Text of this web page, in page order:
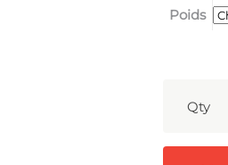
Poids
Qty